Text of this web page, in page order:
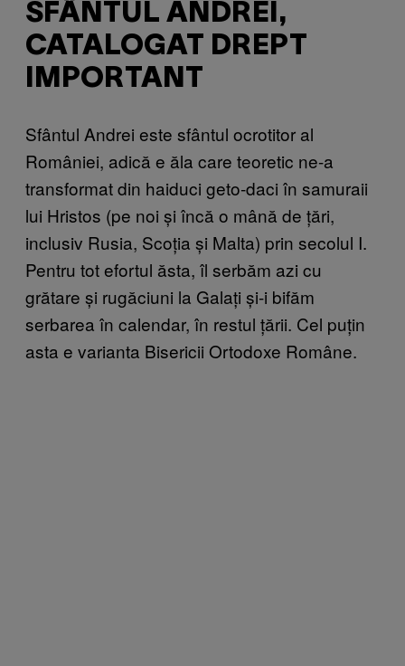
SFÂNTUL ANDREI,
CATALOGAT DREPT
IMPORTANT
Sfântul Andrei este sfântul ocrotitor al
României, adică e ăla care teoretic ne-a
transformat din haiduci geto-daci în samuraii
lui Hristos (pe noi și încă o mână de țări,
inclusiv Rusia, Scoția și Malta) prin secolul I.
Pentru tot efortul ăsta, îl serbăm azi cu
grătare și rugăciuni la Galați și-i bifăm
serbarea în calendar, în restul țării. Cel puțin
asta e varianta Bisericii Ortodoxe Române.